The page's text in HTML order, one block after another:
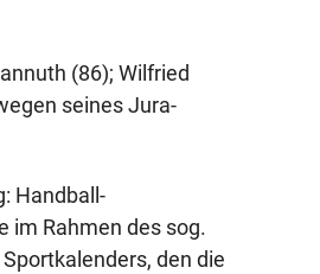
(86); Wilfried
seines Jura-
Handball-
im Rahmen des sog.
den die